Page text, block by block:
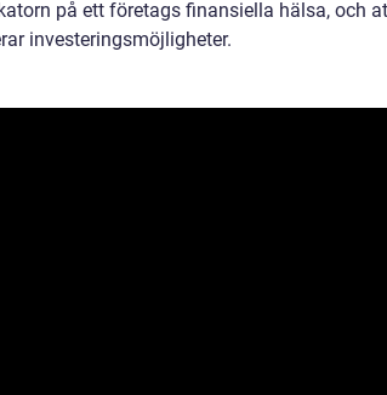
på ett företags finansiella hälsa, och
investeringsmöjligheter.